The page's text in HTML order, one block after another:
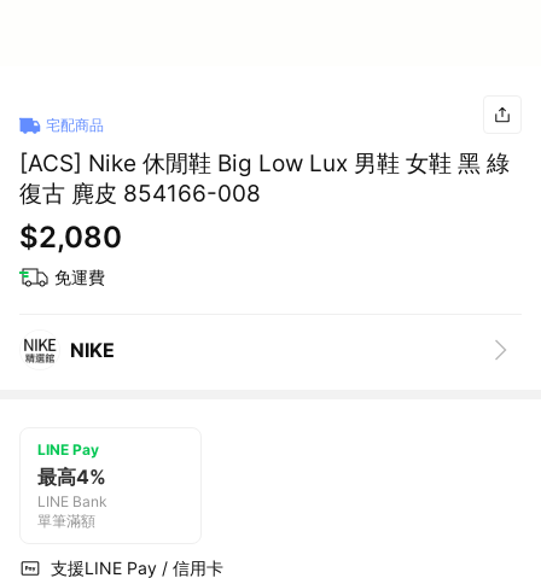
宅配商品
[ACS] Nike 休閒鞋 Big Low Lux 男鞋 女鞋 黑 綠
復古 麂皮 854166-008
$2,080
免運費
NIKE
LINE Pay
最高4%
LINE Bank
單筆滿額
支援LINE Pay / 信用卡